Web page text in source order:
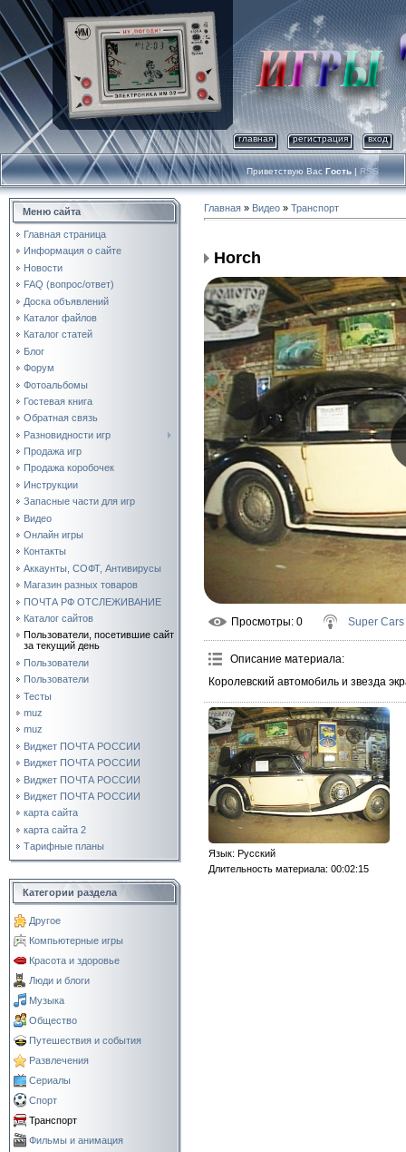
главная регистрация вход
Приветствую Вас Гость | RSS
Меню сайта
Главная страница
Информация о сайте
Новости
FAQ (вопрос/ответ)
Доска объявлений
Каталог файлов
Каталог статей
Блог
Форум
Фотоальбомы
Гостевая книга
Обратная связь
Разновидности игр
Продажа игр
Продажа коробочек
Инструкции
Запасные части для игр
Видео
Онлайн игры
Контакты
Аккаунты, СОФТ, Антивирусы
Магазин разных товаров
ПОЧТА РФ ОТСЛЕЖИВАНИЕ
Каталог сайтов
Пользователи, посетившие сайт
за текущий день
Пользователи
Пользователи
Тесты
muz
muz
Виджет ПОЧТА РОССИИ
Виджет ПОЧТА РОССИИ
Виджет ПОЧТА РОССИИ
Виджет ПОЧТА РОССИИ
карта сайта
карта сайта 2
Тарифные планы
Категории раздела
Другое
Компьютерные игры
Красота и здоровье
Люди и блоги
Музыка
Общество
Путешествия и события
Развлечения
Сериалы
Спорт
Транспорт
Фильмы и анимация
Главная » Видео » Транспорт
Horch
Просмотры: 0 Super Cars
Описание материала:
Королевский автомобиль и звезда
Язык: Русский
Длительность материала: 00:02:15